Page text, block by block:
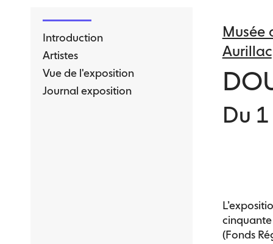
Introduction
Artistes
Vue de l'exposition
Journal exposition
Musée
Aurillac
Du
(Fonds